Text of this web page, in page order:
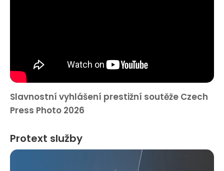
Slavnostní vyhlášení prestižní soutěže Czech
Press Photo 2026
Protext služby